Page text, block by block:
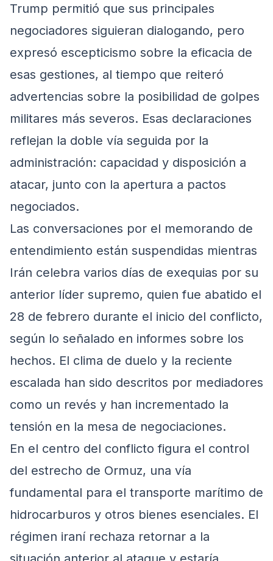
Trump permitió que sus principales
negociadores siguieran dialogando, pero
expresó escepticismo sobre la eficacia de
esas gestiones, al tiempo que reiteró
advertencias sobre la posibilidad de golpes
militares más severos. Esas declaraciones
reflejan la doble vía seguida por la
administración: capacidad y disposición a
atacar, junto con la apertura a pactos
negociados.
Las conversaciones por el memorando de
entendimiento están suspendidas mientras
Irán celebra varios días de exequias por su
anterior líder supremo, quien fue abatido el
28 de febrero durante el inicio del conflicto,
según lo señalado en informes sobre los
hechos. El clima de duelo y la reciente
escalada han sido descritos por mediadores
como un revés y han incrementado la
tensión en la mesa de negociaciones.
En el centro del conflicto figura el control
del estrecho de Ormuz, una vía
fundamental para el transporte marítimo de
hidrocarburos y otros bienes esenciales. El
régimen iraní rechaza retornar a la